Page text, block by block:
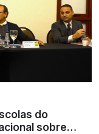
do
sobre